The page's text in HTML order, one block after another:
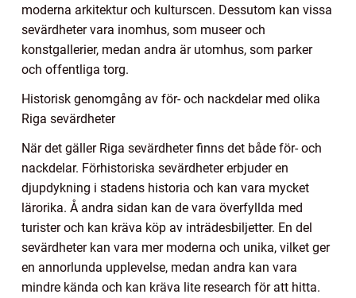
moderna arkitektur och kulturscen. Dessutom kan vissa
sevärdheter vara inomhus, som museer och
konstgallerier, medan andra är utomhus, som parker
och offentliga torg.
Historisk genomgång av för- och nackdelar med olika
Riga sevärdheter
När det gäller Riga sevärdheter finns det både för- och
nackdelar. Förhistoriska sevärdheter erbjuder en
djupdykning i stadens historia och kan vara mycket
lärorika. Å andra sidan kan de vara överfyllda med
turister och kan kräva köp av inträdesbiljetter. En del
sevärdheter kan vara mer moderna och unika, vilket ger
en annorlunda upplevelse, medan andra kan vara
mindre kända och kan kräva lite research för att hitta.